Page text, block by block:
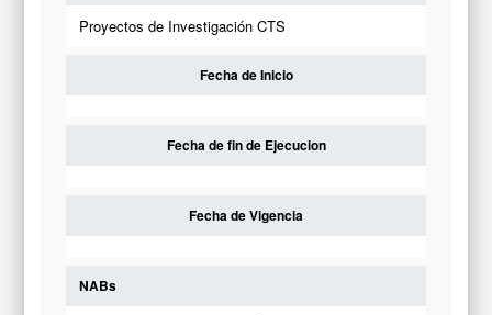
Proyectos de Investigación CTS
Fecha de Inicio
Fecha de fin de Ejecucion
Fecha de Vigencia
NABs